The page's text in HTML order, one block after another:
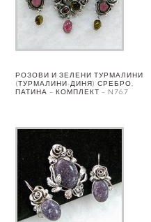
РОЗОВИ И ЗЕЛЕНИ ТУРМАЛИНИ
(ТУРМАЛИНИ-ДИНЯ) СРЕБРО,
ПАТИНА – КОМПЛЕКТ – N767